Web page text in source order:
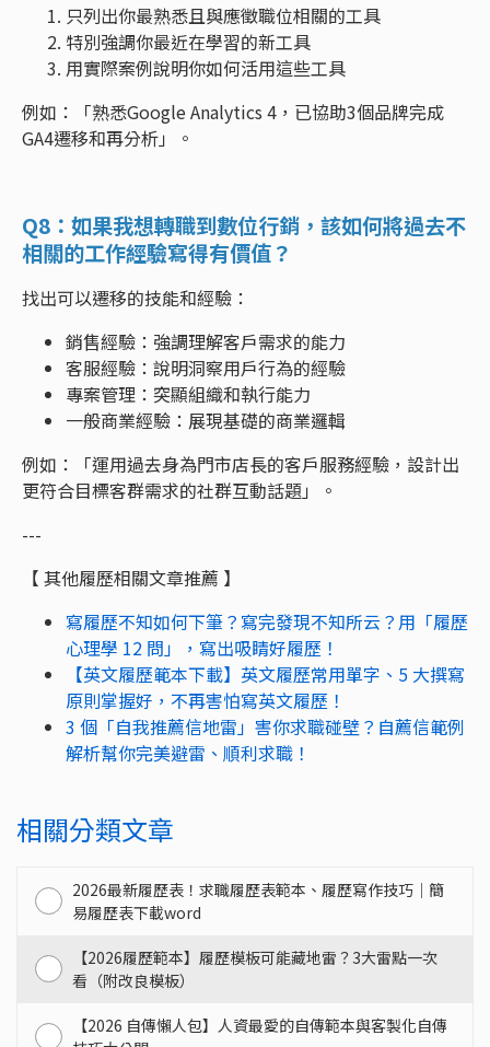
只列出你最熟悉且與應徵職位相關的工具
特別強調你最近在學習的新工具
用實際案例說明你如何活用這些工具
例如：「熟悉Google Analytics 4，已協助3個品牌完成
GA4遷移和再分析」。
Q8：如果我想轉職到數位行銷，該如何將過去不
相關的工作經驗寫得有價值？
找出可以遷移的技能和經驗：
銷售經驗：強調理解客戶需求的能力
客服經驗：說明洞察用戶行為的經驗
專案管理：突顯組織和執行能力
一般商業經驗：展現基礎的商業邏輯
例如：「運用過去身為門市店長的客戶服務經驗，設計出
更符合目標客群需求的社群互動話題」。
---
【 其他履歷相關文章推薦 】
寫履歷不知如何下筆？寫完發現不知所云？用「履歷
心理學 12 問」，寫出吸睛好履歷！
【英文履歷範本下載】英文履歷常用單字、5 大撰寫
原則掌握好，不再害怕寫英文履歷！
3 個「自我推薦信地雷」害你求職碰壁？自薦信範例
解析幫你完美避雷、順利求職！
相關分類文章
2026最新履歷表！求職履歷表範本、履歷寫作技巧｜簡
易履歷表下載word
【2026履歷範本】履歷模板可能藏地雷？3大雷點一次
看（附改良模板）
【2026 自傳懶人包】人資最愛的自傳範本與客製化自傳